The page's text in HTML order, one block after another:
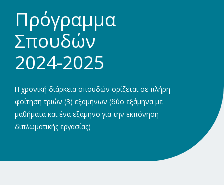
Πρόγραμμα
Σπουδών
2024-2025
Η χρονική διάρκεια σπουδών ορίζεται σε πλήρη
φοίτηση τριών (3) εξαμήνων (δύο εξάμηνα με
μαθήματα και ένα εξάμηνο για την εκπόνηση
διπλωματικής εργασίας)